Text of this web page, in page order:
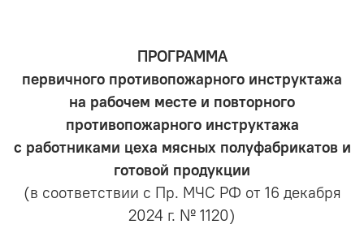
ПРОГРАММА
первичного противопожарного инструктажа
на рабочем месте и повторного
противопожарного инструктажа
с работниками цеха мясных полуфабрикатов и
готовой продукции
(в соответствии с Пр. МЧС РФ от 16 декабря
2024 г. № 1120)